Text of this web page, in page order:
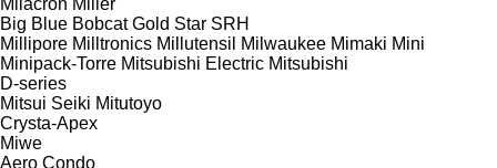
Big Blue Bobcat Gold Star SRH
Millipore Milltronics Millutensil Milwaukee Mimaki Mini
Minipack-Torre Mitsubishi Electric Mitsubishi
D-series
Mitsui Seiki Mitutoyo
Crysta-Apex
Miwe
Aero Condo